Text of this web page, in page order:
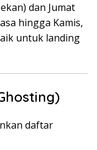
dan Jumat
hingga Kamis,
untuk landing
daftar